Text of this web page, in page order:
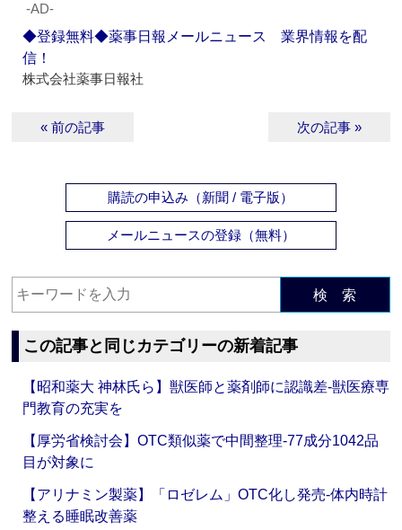
‐AD‐
◆登録無料◆薬事日報メールニュース 業界情報を配
信！
株式会社薬事日報社
« 前の記事 次の記事 »
購読の申込み（新聞 / 電子版）
メールニュースの登録（無料）
検 索
この記事と同じカテゴリーの新着記事
【昭和薬大 神林氏ら】獣医師と薬剤師に認識差‐獣医療専
門教育の充実を
【厚労省検討会】OTC類似薬で中間整理‐77成分1042品
目が対象に
【アリナミン製薬】「ロゼレム」OTC化し発売‐体内時計
整える睡眠改善薬